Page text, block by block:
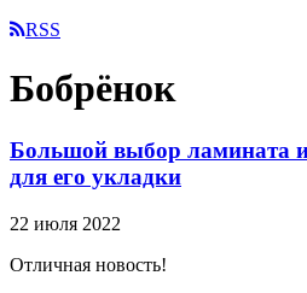
RSS
Бобрёнок
Большой выбор ламината и
для его укладки
22 июля 2022
Отличная новость!